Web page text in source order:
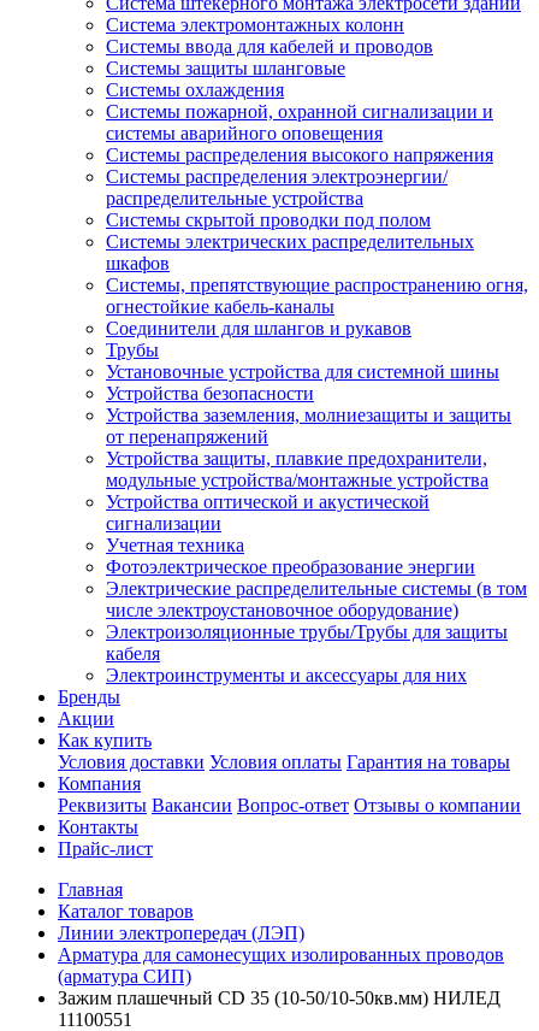
Система электромонтажных колонн
Системы ввода для кабелей и проводов
Системы защиты шланговые
Системы охлаждения
Системы пожарной, охранной сигнализации и
системы аварийного оповещения
Системы распределения высокого напряжения
Системы распределения электроэнергии/
распределительные устройства
Системы скрытой проводки под полом
Системы электрических распределительных
шкафов
Системы, препятствующие распространению огня,
огнестойкие кабель-каналы
Соединители для шлангов и рукавов
Трубы
Установочные устройства для системной шины
Устройства безопасности
Устройства заземления, молниезащиты и защиты
от перенапряжений
Устройства защиты, плавкие предохранители,
модульные устройства/монтажные устройства
Устройства оптической и акустической
сигнализации
Учетная техника
Фотоэлектрическое преобразование энергии
Электрические распределительные системы (в том
числе электроустановочное оборудование)
Электроизоляционные трубы/Трубы для защиты
кабеля
Электроинструменты и аксессуары для них
Бренды
Акции
Как купить
Условия доставки Условия оплаты Гарантия на товары
Компания
Реквизиты Вакансии Вопрос-ответ Отзывы о компании
Контакты
Прайс-лист
Главная
Каталог товаров
Линии электропередач (ЛЭП)
Арматура для самонесущих изолированных проводов
(арматура СИП)
Зажим плашечный CD 35 (10-50/10-50кв.мм) НИЛЕД
11100551